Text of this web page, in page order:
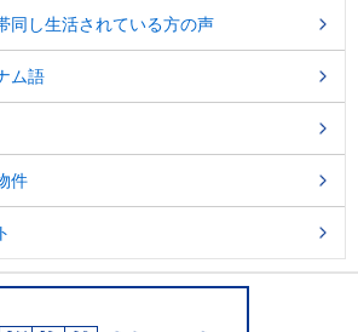
同し生活されている方の声
ム語
件